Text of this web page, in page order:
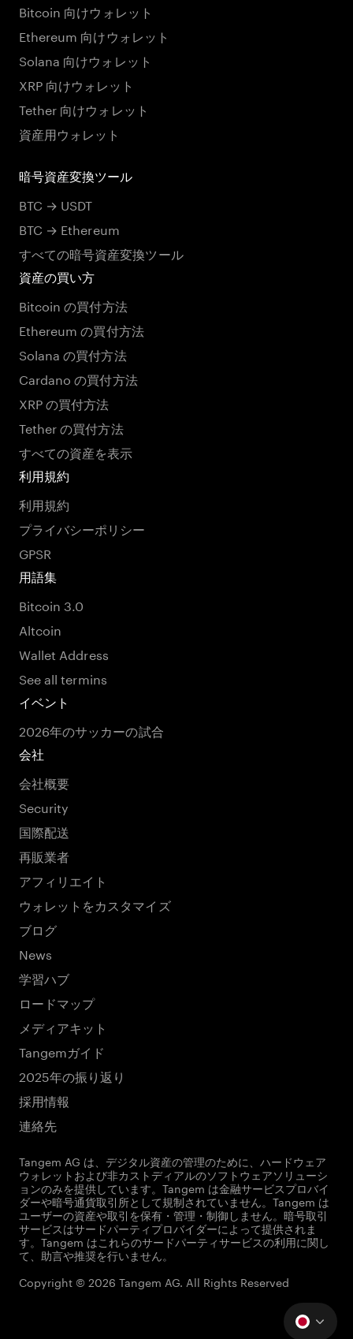
Bitcoin 向けウォレット
Ethereum 向けウォレット
Solana 向けウォレット
XRP 向けウォレット
Tether 向けウォレット
資産用ウォレット
暗号資産変換ツール
BTC → USDT
BTC → Ethereum
すべての暗号資産変換ツール
資産の買い方
Bitcoin の買付方法
Ethereum の買付方法
Solana の買付方法
Cardano の買付方法
XRP の買付方法
Tether の買付方法
すべての資産を表示
利用規約
利用規約
プライバシーポリシー
GPSR
用語集
Bitcoin 3.0
Altcoin
Wallet Address
See all termins
イベント
2026年のサッカーの試合
会社
会社概要
Security
国際配送
再販業者
アフィリエイト
ウォレットをカスタマイズ
ブログ
News
学習ハブ
ロードマップ
メディアキット
Tangemガイド
2025年の振り返り
採用情報
連絡先
Tangem AG は、デジタル資産の管理のために、ハードウェア
ウォレットおよび非カストディアルのソフトウェアソリューシ
ョンのみを提供しています。Tangem は金融サービスプロバイ
ダーや暗号通貨取引所として規制されていません。Tangem は
ユーザーの資産や取引を保有・管理・制御しません。暗号取引
サービスはサードパーティプロバイダーによって提供されま
す。Tangem はこれらのサードパーティサービスの利用に関し
て、助言や推奨を行いません。